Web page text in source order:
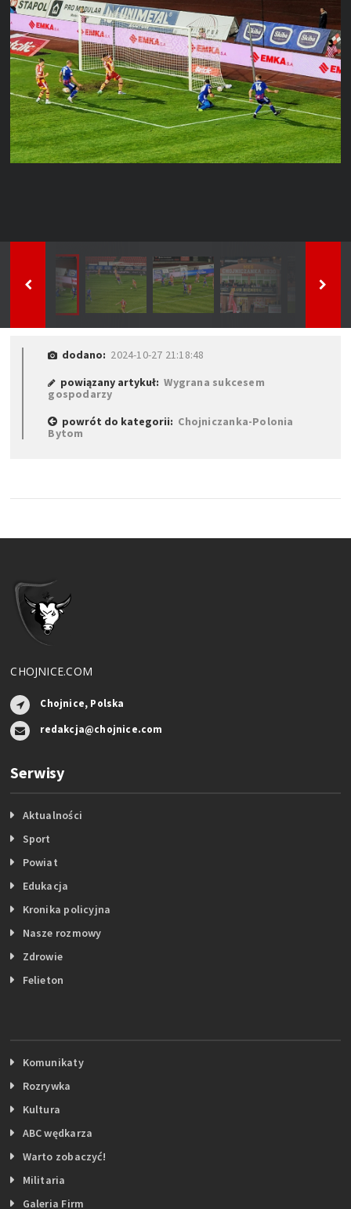
dodano: 2024-10-27 21:18:48
powiązany artykuł:Wygrana sukcesem
gospodarzy
powrót do kategorii: Chojniczanka-Polonia
Bytom
CHOJNICE.COM
Chojnice, Polska
redakcja@chojnice.com
Serwisy
Aktualności
Sport
Powiat
Edukacja
Kronika policyjna
Nasze rozmowy
Zdrowie
Felieton
Komunikaty
Rozrywka
Kultura
ABC wędkarza
Warto zobaczyć!
Militaria
Galeria Firm